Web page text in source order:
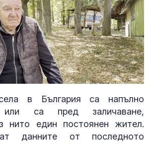
Loaded:
44.14%
в България са напълно
или са пред заличаване,
нито един постоянен жител.
данните от последното